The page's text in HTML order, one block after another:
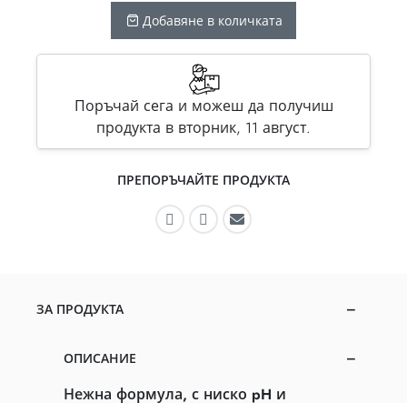
Добавяне в количката
Поръчай сега и можеш да получиш
продукта в вторник, 11 август.
ПРЕПОРЪЧАЙТЕ ПРОДУКТА
Препоръчайте във Facebook
Препоръчайте в Instagram
Препоръчайте по
ЗА ПРОДУКТА
ОПИСАНИЕ
Нежна формула, с ниско pH и